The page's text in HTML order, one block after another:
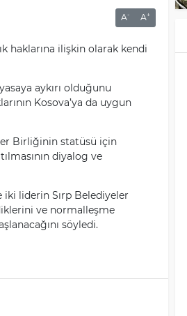
A- A+
haklarına ilişkin olarak kendi
aykırı olduğunu
Kosova’ya da uygun
Birliğinin statüsü için
diyalog ve
iki liderin Sırp Belediyeler
ve normalleşme
söyledi.